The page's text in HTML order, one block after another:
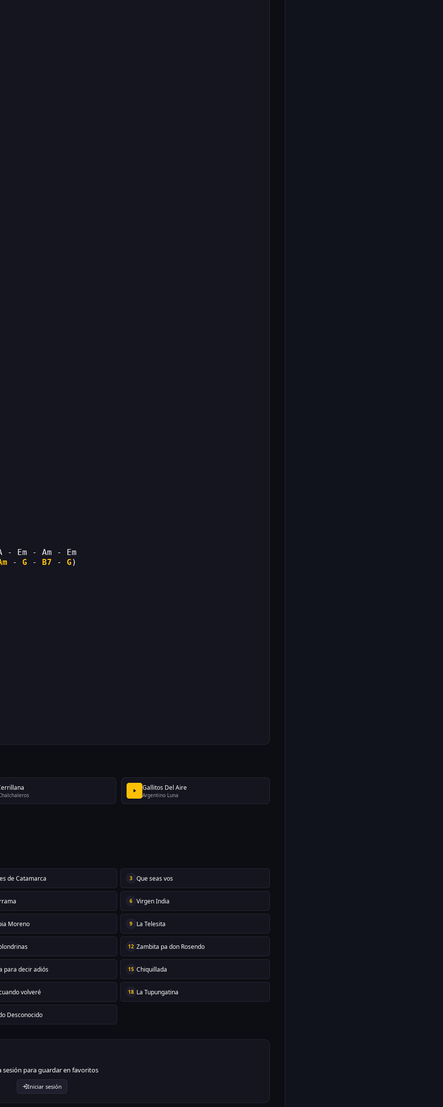
Em - Am - Em
- G - B7 - G )
Gallitos Del Aire
Argentino Luna
de Catamarca 3 Que seas vos
6 Virgen India
Moreno 9 La Telesita
12 Zambita pa don Rosendo
para decir adiós 15 Chiquillada
volveré 18 La Tupungatina
Desconocido
sesión para guardar en favoritos
Iniciar sesión